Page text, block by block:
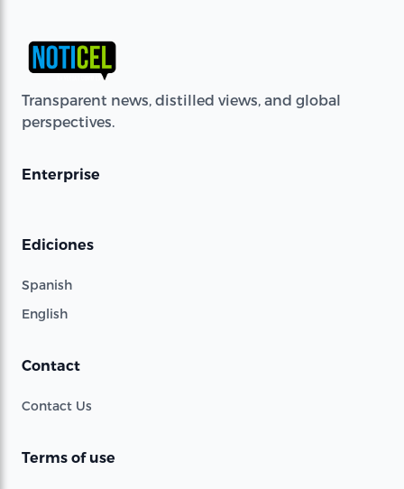
Transparent news, distilled views, and global
perspectives.
Enterprise
Ediciones
Spanish
English
Contact
Contact Us
Terms of use